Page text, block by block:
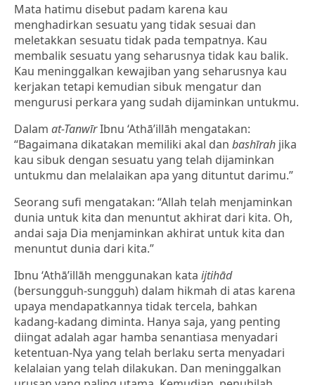
Mata hatimu disebut padam karena kau
menghadirkan sesuatu yang tidak sesuai dan
meletakkan sesuatu tidak pada tempatnya. Kau
membalik sesuatu yang seharusnya tidak kau balik.
Kau meninggalkan kewajiban yang seharusnya kau
kerjakan tetapi kemudian sibuk mengatur dan
mengurusi perkara yang sudah dijaminkan untukmu.
Dalam at-TanwīrIbnu ‘Athā’illāh mengatakan:
“Bagaimana dikatakan memiliki akal dan bashīrah jika
kau sibuk dengan sesuatu yang telah dijaminkan
untukmu dan melalaikan apa yang dituntut darimu.”
Seorang sufi mengatakan: “Allah telah menjaminkan
dunia untuk kita dan menuntut akhirat dari kita. Oh,
andai saja Dia menjaminkan akhirat untuk kita dan
menuntut dunia dari kita.”
Ibnu ‘Athā’illāh menggunakan kata ijtihād
(bersungguh-sungguh) dalam hikmah di atas karena
upaya mendapatkannya tidak tercela, bahkan
kadang-kadang diminta. Hanya saja, yang penting
diingat adalah agar hamba senantiasa menyadari
ketentuan-Nya yang telah berlaku serta menyadari
kelalaian yang telah dilakukan. Dan meninggalkan